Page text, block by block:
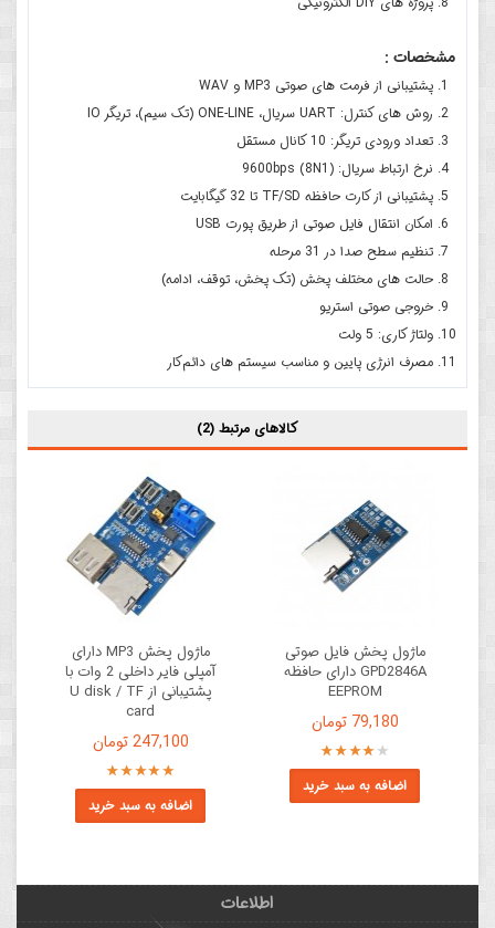
مشخصات :
پشتیبانی از فرمت های صوتی MP3 و WAV
روش های کنترل: UART سریال، ONE-LINE (تک سیم)، تریگر IO
تعداد ورودی تریگر: 10 کانال مستقل
نرخ ارتباط سریال: 9600bps (8N1)
پشتیبانی از کارت حافظه TF/SD تا 32 گیگابایت
امکان انتقال فایل صوتی از طریق پورت USB
تنظیم سطح صدا در 31 مرحله
حالت های مختلف پخش (تک پخش، توقف، ادامه)
خروجی صوتی استریو
ولتاژ کاری: 5 ولت
مصرف انرژی پایین و مناسب سیستم های دائم‌کار
کالاهای مرتبط (2)
ماژول پخش فایل صوتی
GPD2846A دارای حافظه
EEPROM
79,180 تومان
اضافه به سبد خرید
ماژول پخش MP3 دارای
آمپلی فایر داخلی 2 وات با
پشتیبانی از U disk / TF
card
247,100 تومان
اضافه به سبد خرید
اطلاعات